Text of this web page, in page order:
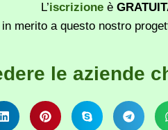
L’iscrizioneè
merito a questo nostro
le aziende